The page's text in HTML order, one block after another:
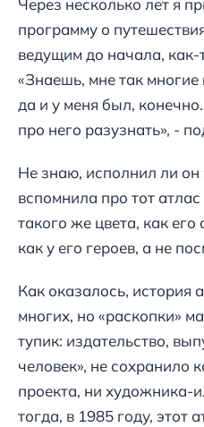
Через несколько лет я
программу о
ведущим до начала, как-
«Знаешь, мне так многие
да и у меня был,
про него разузнать», -
Не знаю, исполнил ли он
вспомнила про тот
такого же цвета, как
как у его героев, а не
Как оказалось, история
многих, но «раскопки»
тупик: издательство,
человек», не сохранило
проекта, ни художника-
тогда, в 1985 году, этот